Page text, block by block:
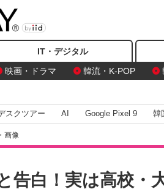
IT・デジタル
映画・ドラマ
韓流・K-POP
スクツアー AI Google Pixel 9 韓
画像
告白！実は高校・